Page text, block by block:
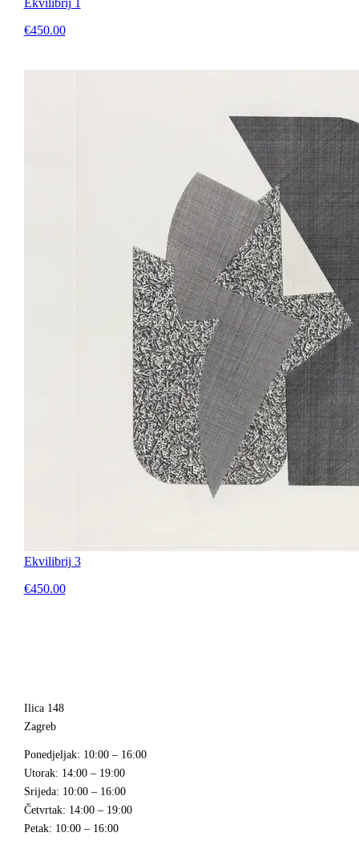
€450.00
Ekvilibrij 3
€450.00
Ilica 148
Zagreb
Ponedjeljak: 10:00 – 16:00
Utorak: 14:00 – 19:00
Srijeda: 10:00 – 16:00
Četvrtak: 14:00 – 19:00
Petak: 10:00 – 16:00